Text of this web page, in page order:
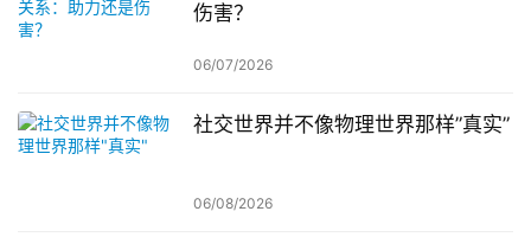
伤害？
06/07/2026
社交世界并不像物理世界那样”真实”
06/08/2026